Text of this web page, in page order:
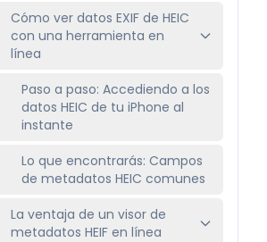
Cómo ver datos EXIF de HEIC
con una herramienta en
línea
Paso a paso: Accediendo a los
datos HEIC de tu iPhone al
instante
Lo que encontrarás: Campos
de metadatos HEIC comunes
La ventaja de un visor de
metadatos HEIF en línea